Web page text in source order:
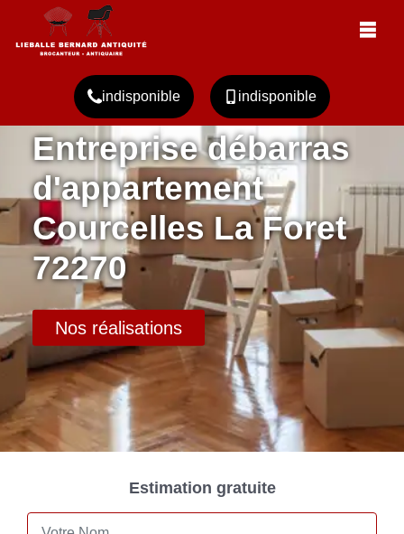
indisponible indisponible
Entreprise débarras
d'appartement
Courcelles La Foret
72270
Nos réalisations
Estimation gratuite